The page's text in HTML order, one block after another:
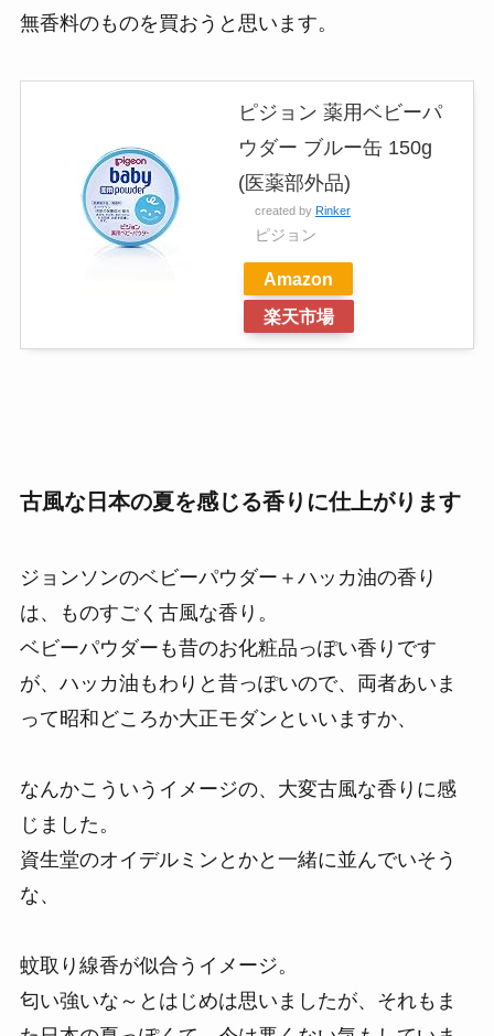
無香料のものを買おうと思います。
ピジョン 薬用ベビーパ
ウダー ブルー缶 150g
(医薬部外品)
created by Rinker
ピジョン
Amazon
楽天市場
古風な日本の夏を感じる香りに仕上がります
ジョンソンのベビーパウダー＋ハッカ油の香り
は、ものすごく古風な香り。
ベビーパウダーも昔のお化粧品っぽい香りです
が、ハッカ油もわりと昔っぽいので、両者あいま
って昭和どころか大正モダンといいますか、
なんかこういうイメージの、大変古風な香りに感
じました。
資生堂のオイデルミンとかと一緒に並んでいそう
な、
蚊取り線香が似合うイメージ。
匂い強いな～とはじめは思いましたが、それもま